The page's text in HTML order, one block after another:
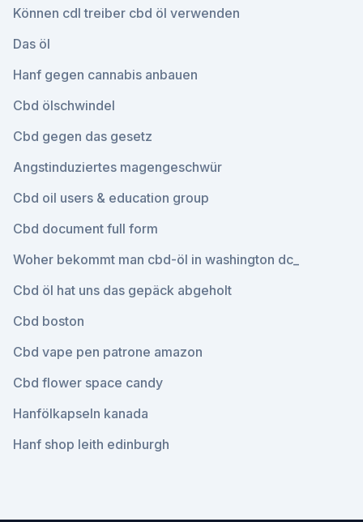
Können cdl treiber cbd öl verwenden
Das öl
Hanf gegen cannabis anbauen
Cbd ölschwindel
Cbd gegen das gesetz
Angstinduziertes magengeschwür
Cbd oil users & education group
Cbd document full form
Woher bekommt man cbd-öl in washington dc_
Cbd öl hat uns das gepäck abgeholt
Cbd boston
Cbd vape pen patrone amazon
Cbd flower space candy
Hanfölkapseln kanada
Hanf shop leith edinburgh